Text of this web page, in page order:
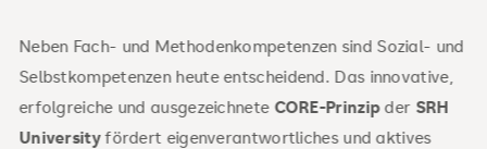
Neben Fach- und Methodenkompetenzen sind Sozial- und
Selbstkompetenzen heute entscheidend. Das innovative,
erfolgreiche und ausgezeichneteCORE-Prinzipder SRH
Universityfördert eigenverantwortliches und aktives